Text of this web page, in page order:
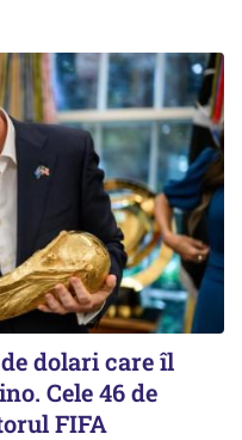
dolari care îl
Cele 46 de
FIFA